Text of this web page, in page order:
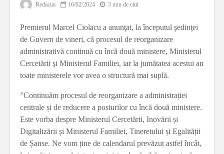
Redactia 16/02/2024 3 min de citit
Premierul Marcel Ciolacu a anunţat, la începutul şedinţei
de Guvern de vineri, că procesul de reorganizare
administrativă continuă cu încă două ministere, Ministerul
Cercetării şi Ministerul Familiei, iar la jumătatea acestui an
toate ministerele vor avea o structură mai suplă.
”Continuăm procesul de reorganizare a administrației
centrale și de reducere a posturilor cu încă două ministere.
Este vorba despre Ministerul Cercetării, Inovării și
Digitalizării și Ministerul Familiei, Tineretului și Egalității
de Șanse. Ne vom ține de calendarul prevăzut astfel încât,